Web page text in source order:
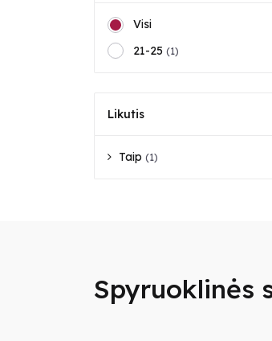
Visi
21-25 (1)
Likutis
Taip (1)
Spyruoklinės